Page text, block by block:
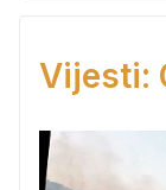
Vijesti: